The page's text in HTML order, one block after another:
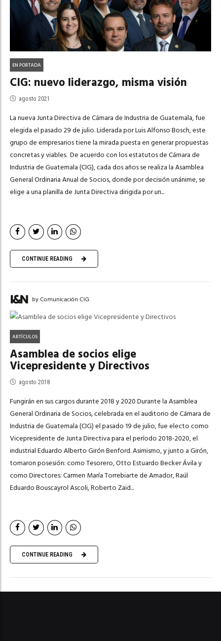
EN PORTADA
CIG: nuevo liderazgo, misma visión
agosto 2021
La nueva Junta Directiva de Cámara de Industria de Guatemala, fue
elegida el pasado 29 de julio. Liderada por Luis Alfonso Bosch, este
grupo de empresarios tiene la mirada puesta en generar propuestas
concretas y viables. De acuerdo con los estatutos de Cámara de
Industria de Guatemala (CIG), cada dos años se realiza la Asamblea
General Ordinaria Anual de Socios, donde por decisión unánime, se
elige a una planilla de Junta Directiva dirigida por un...
CONTINUE READING
by Comunicación CIG
ARTÍCULOS
Asamblea de socios elige
Vicepresidente y Directivos
agosto 2018
Fungirán en sus cargos durante 2018 y 2020 Durante la Asamblea
General Ordinaria de Socios, celebrada en el auditorio de Cámara de
Industria de Guatemala (CIG) el pasado 19 de julio, fue electo como
Vicepresidente de Junta Directiva para el período 2018-2020, el
industrial Eduardo Alberto Girón Benford. Asimismo, y junto a Girón,
tomaron posesión: como Tesorero, Otto Estuardo Becker Ávila y
como Directores: Carmen María Torrebiarte de Amador, Raúl
Eduardo Bouscayrol Ascoli, Roberto Zaid...
CONTINUE READING